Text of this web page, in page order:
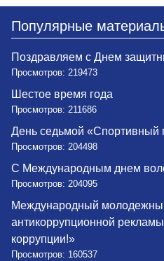
Популярные
Поздравляем с Днем
Просмотров: 219473
Шестое время года
Просмотров: 211686
День седьмой
Просмотров: 204498
С Международным днем
Просмотров: 204095
Международный
антикоррупционной
коррупции!»
Просмотров: 160537